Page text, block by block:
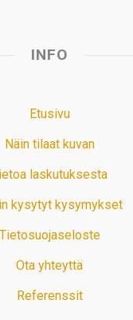
INFO
Etusivu
Näin tilaat kuvan
laskutuksesta
kysytyt kysymykset
Tietosuojaseloste
Ota yhteyttä
Referenssit